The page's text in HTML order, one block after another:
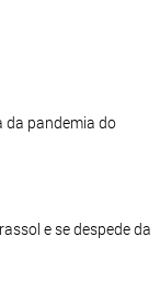
da pandemia do
e se despede da